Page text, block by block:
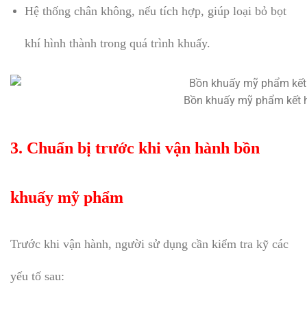
Hệ thống chân không, nếu tích hợp, giúp loại bỏ bọt
khí hình thành trong quá trình khuấy.
Bồn khuấy mỹ phẩm kết
3. Chuẩn bị trước khi vận hành bồn
khuấy mỹ phẩm
Trước khi vận hành, người sử dụng cần kiểm tra kỹ các
yếu tố sau: